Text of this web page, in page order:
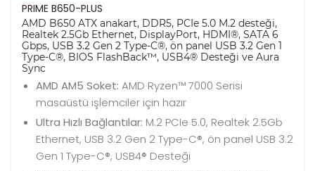
PRIME B650-PLUS
AMD B650 ATX anakart, DDR5, PCIe 5.0 M.2 desteği,
Realtek 2.5Gb Ethernet, DisplayPort, HDMI®, SATA 6
Gbps, USB 3.2 Gen 2 Type-C®, ön panel USB 3.2 Gen 1
Type-C®, BIOS FlashBack™, USB4® Desteği ve Aura
Sync
AMD AM5 Soket: AMD Ryzen™ 7000 Serisi
masaüstü işlemciler için hazır
Ultra Hızlı Bağlantılar: M.2 PCIe 5.0, Realtek 2.5Gb
Ethernet, USB 3.2 Gen 2 Type-C®, ön panel USB 3.2
Gen 1 Type-C®, USB4® Desteği